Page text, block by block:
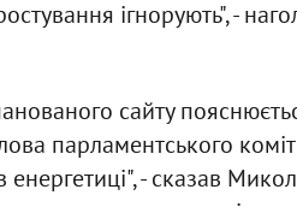
ігнорують", -
сайту
парламентського
енергетиці", - сказав